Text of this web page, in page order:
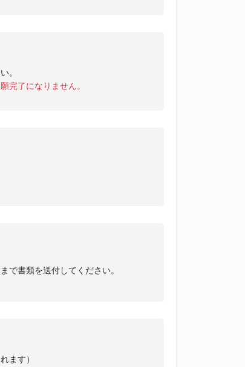
。
完了になりません。
で書類を送付してください。
ます）